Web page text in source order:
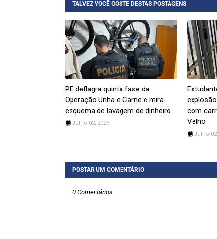
TALVEZ VOCÊ GOSTE DESTAS POSTAGENS
PF deflagra quinta fase da
Operação Unha e Carne e mira
esquema de lavagem de dinheiro
Julho 02, 2026
com
Velho
Julho
POSTAR UM COMENTÁRIO
0 Comentários